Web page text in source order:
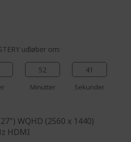
udløber om:
52
Minutter
40
Sekunder
WQHD (2560 x 1440)
HDMI